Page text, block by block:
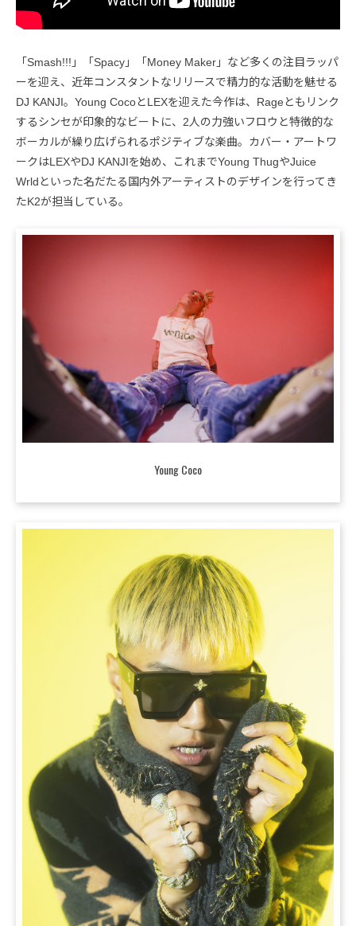
「Smash!!!」「Spacy」「Money Maker」など多くの注目ラッパ
ーを迎え、近年コンスタントなリリースで精力的な活動を魅せる
DJ KANJI。Young CocoとLEXを迎えた今作は、Rageともリンク
するシンセが印象的なビートに、2人の力強いフロウと特徴的な
ボーカルが繰り広げられるポジティブな楽曲。カバー・アートワ
ークはLEXやDJ KANJIを始め、これまでYoung ThugやJuice
Wrldといった名だたる国内外アーティストのデザインを行ってき
たK2が担当している。
Young Coco